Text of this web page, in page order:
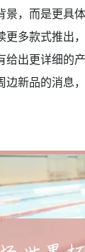
景，而是更具
更多款式推出
出更详细的
新品的消息